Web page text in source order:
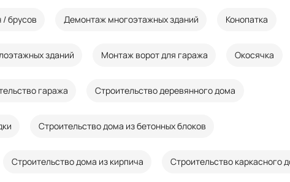
брусов Демонтаж многоэтажных зданий Конопатка
зданий Монтаж ворот для гаража Окосячка
гаража Строительство деревянного дома
Строительство дома из бетонных блоков
Строительство дома из кирпича Строительство каркасного